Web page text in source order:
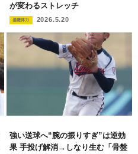
が変わるストレッチ
基礎体力 2026.5.20
強い送球へ“腕の振りすぎ”は逆効
果 手投げ解消→しなり生む「骨盤